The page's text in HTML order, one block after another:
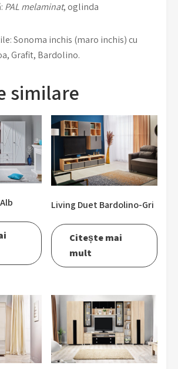
PAL melaminat, oglinda
Sonoma inchis (maro inchis) cu
Grafit, Bardolino.
similare
Living Duet Bardolino-Gri
Citește mai
mult